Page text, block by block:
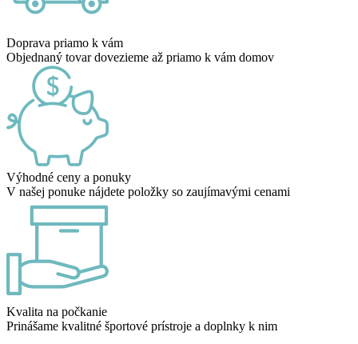
Doprava priamo k vám
Objednaný tovar dovezieme až priamo k vám domov
Výhodné ceny a ponuky
V našej ponuke nájdete položky so zaujímavými cenami
Kvalita na počkanie
Prinášame kvalitné športové prístroje a doplnky k nim